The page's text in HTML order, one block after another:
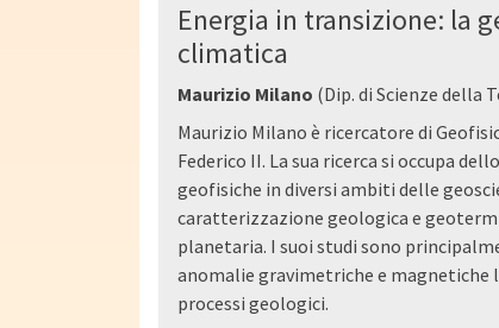
Energia in transizione: la
climatica
Maurizio Milano (Dip. di Scienze della
Maurizio Milano è ricercatore di
Federico II. La sua ricerca si occupa
geofisiche in diversi ambiti delle
caratterizzazione geologica e
planetaria. I suoi studi sono
anomalie gravimetriche e
processi geologici.